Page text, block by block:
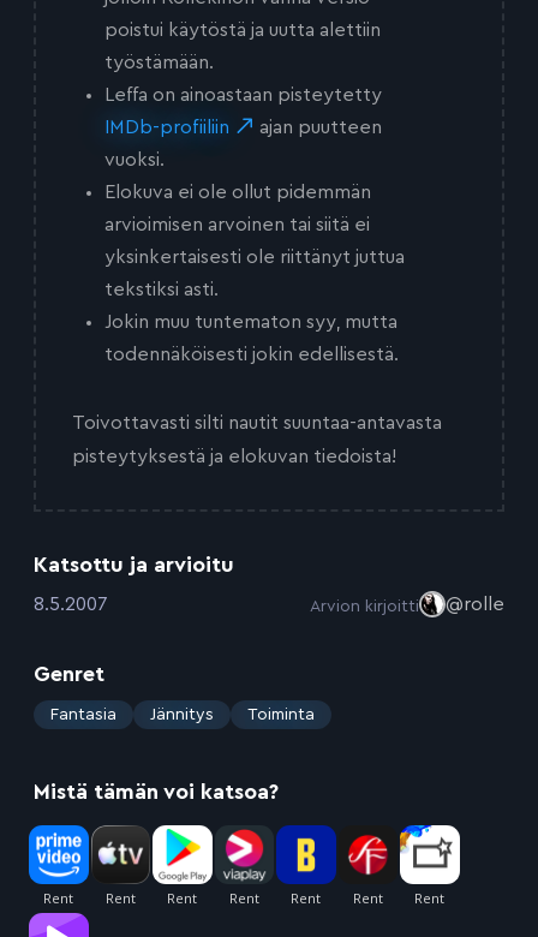
poistui käytöstä ja uutta alettiin
työstämään.
Leffa on ainoastaan pisteytetty
IMDb-profiiliin
ajan puutteen
vuoksi.
Elokuva ei ole ollut pidemmän
arvioimisen arvoinen tai siitä ei
yksinkertaisesti ole riittänyt juttua
tekstiksi asti.
Jokin muu tuntematon syy, mutta
todennäköisesti jokin edellisestä.
Toivottavasti silti nautit suuntaa-antavasta
pisteytyksestä ja elokuvan tiedoista!
Katsottu ja arvioitu
:8.5.2007 Arvion kirjoitti @rolle
Genret
: Fantasia Jännitys Toiminta
Mistä tämän voi katsoa?